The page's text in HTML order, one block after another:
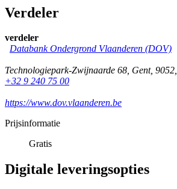
Verdeler
verdeler
Databank Ondergrond Vlaanderen (DOV)
Technologiepark-Zwijnaarde 68, Gent, 9052,
+32 9 240 75 00
https://www.dov.vlaanderen.be
Prijsinformatie
Gratis
Digitale leveringsopties